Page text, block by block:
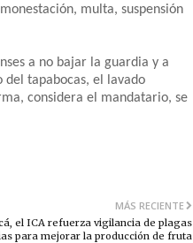
multa, suspensión
a no bajar la guardia y a
del tapabocas, el lavado
considera el mandatario, se
MÁS RECIENTE
el ICA refuerza vigilancia de plagas
para mejorar la producción de fruta